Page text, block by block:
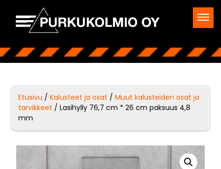
Etusivu /Kalusteet ja osat /Muut kalusteiden osat ja
tarvikkeet / Lasihylly 76,7 cm * 26 cm paksuus 4,8
mm